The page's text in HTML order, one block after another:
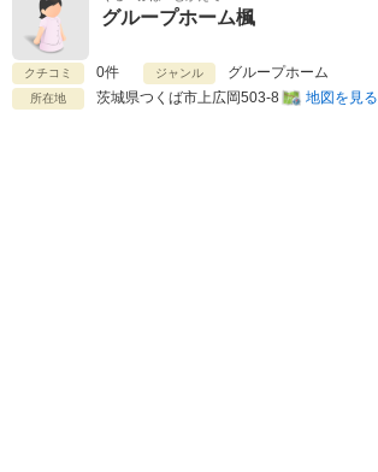
グループホーム楓
クチコミ 0件 ジャンル グループホーム
所在地 茨城県つくば市上広岡503-8 地図を見る